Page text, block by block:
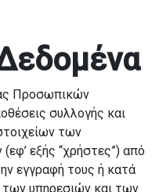
Προσωπικών
συλλογής και
των
εξής “χρήστες”) από
εγγραφή τους ή κατά
των υπηρεσιών και των